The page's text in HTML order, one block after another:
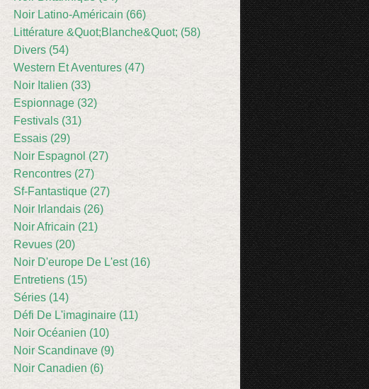
Noir Latino-Américain (66)
Littérature &Quot;Blanche&Quot; (58)
Divers (54)
Western Et Aventures (47)
Noir Italien (33)
Espionnage (32)
Festivals (31)
Essais (29)
Noir Espagnol (27)
Rencontres (27)
Sf-Fantastique (27)
Noir Irlandais (26)
Noir Africain (21)
Revues (20)
Noir D'europe De L'est (16)
Entretiens (15)
Séries (14)
Défi De L'imaginaire (11)
Noir Océanien (10)
Noir Scandinave (9)
Noir Canadien (6)